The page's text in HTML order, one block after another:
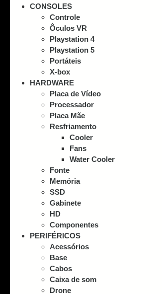
CONSOLES
Controle
Ôculos VR
Playstation 4
Playstation 5
Portáteis
X-box
HARDWARE
Placa de Vídeo
Processador
Placa Mãe
Resfriamento
Cooler
Fans
Water Cooler
Fonte
Memória
SSD
Gabinete
HD
Componentes
PERIFÉRICOS
Acessórios
Base
Cabos
Caixa de som
Drone